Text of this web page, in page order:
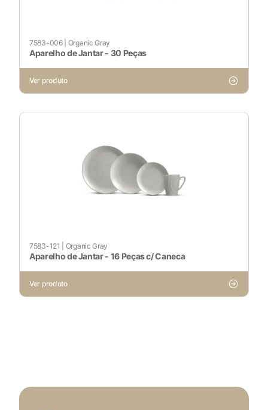
7583-006| Organic Gray
Aparelho de Jantar - 30 Peças
Ver produto
7583-121 Organic Gray
Aparelho de Jantar - 16 Peças c/ Caneca
Ver produto